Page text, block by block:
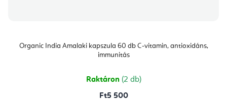
Organic India Amalaki kapszula 60 db C-vitamin, antioxidáns,
immunitás
Raktáron (2 db)
Ft5 500